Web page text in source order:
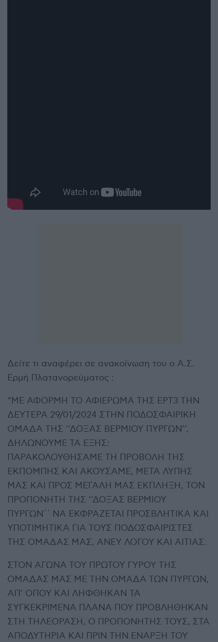
Δείτε τι αναφέρει σε ανακοίνωση του ο Α.Σ.
Ερμή Πλατανορεύματος :
“ΜΕ ΑΦΟΡΜΗ ΤΟ ΑΦΙΕΡΩΜΑ ΤΗΣ ΕΡΤ3 ΤΗΝ
ΔΕΥΤΕΡΑ 29/01/2024 ΣΤΗΝ ΠΟΔΟΣΦΑΙΡΙΚΗ
ΟΜΑΔΑ ΤΗΣ ‘’ΔΟΞΑΣ ΒΕΡΜΙΟΥ ΠΥΡΓΩΝ’’,
ΔΗΛΩΝΟΥΜΕ ΤΑ ΕΞΗΣ:
ΠΑΡΑΚΟΛΟΥΘΗΣΑΜΕ ΤΗ ΠΡΟΒΟΛΗ ΤΗΣ
ΕΚΠΟΜΠΗΣ ΚΑΙ ΑΚΟΥΣΑΜΕ, ΜΕΤΑ ΛΥΠΗΣ
ΜΑΣ ΚΑΙ ΠΡΟΣ ΜΕΓΑΛΗ ΜΑΣ ΕΚΠΛΗΞΗ, ΤΟΝ
ΠΡΟΠΟΝΗΤΗ ΤΗΣ ‘’ΔΟΞΑΣ ΒΕΡΜΙΟΥ
ΠΥΡΓΩΝ΄΄ ΝΑ ΕΚΦΡΑΖΕΤΑΙ ΠΡΟΣΒΛΗΤΙΚΑ ΚΑΙ
ΥΠΟΤΙΜΗΤΙΚΑ ΓΙΑ ΤΟΥΣ ΠΟΔΟΣΦΑΙΡΙΣΤΕΣ
ΤΗΣ ΟΜΑΔΑΣ ΜΑΣ, ΑΝΕΥ ΛΟΓΟΥ ΚΑΙ ΑΙΤΙΑΣ.
ΣΤΟΝ ΑΓΩΝΑ ΤΟΥ ΠΡΩΤΟΥ ΓΥΡΟΥ ΤΗΣ
ΟΜΑΔΑΣ ΜΑΣ ΜΕ ΤΗΝ ΟΜΑΔΑ ΤΩΝ ΠΥΡΓΩΝ,
ΑΠ’ ΟΠΟΥ ΚΑΙ ΛΗΦΘΗΚΑΝ ΤΑ
ΣΥΓΚΕΚΡΙΜΕΝΑ ΠΛΑΝΑ ΠΟΥ ΠΡΟΒΛΗΘΗΚΑΝ
ΣΤΗ ΤΗΛΕΟΡΑΣΗ, Ο ΠΡΟΠΟΝΗΤΗΣ ΤΟΥΣ, ΣΤΑ
ΑΠΟΔΥΤΗΡΙΑ ΚΑΙ ΠΡΙΝ ΤΗΝ ΕΝΑΡΞΗ ΤΟΥ